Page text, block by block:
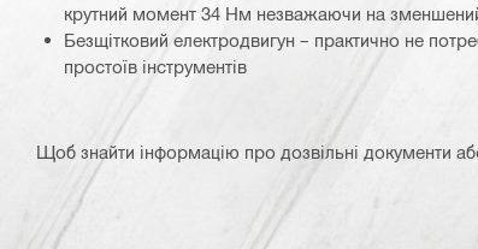
крутний момент 34 Нм незважаючи на зменшений
Безщітковий електродвигун – практично не
простоїв інструментів
Щоб знайти інформацію про дозвільні документи